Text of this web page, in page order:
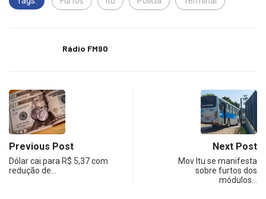
Rádio FM90
Previous Post
Dólar cai para R$ 5,37 com
redução de…
Next Post
Mov Itu se manifesta
sobre furtos dos
módulos…